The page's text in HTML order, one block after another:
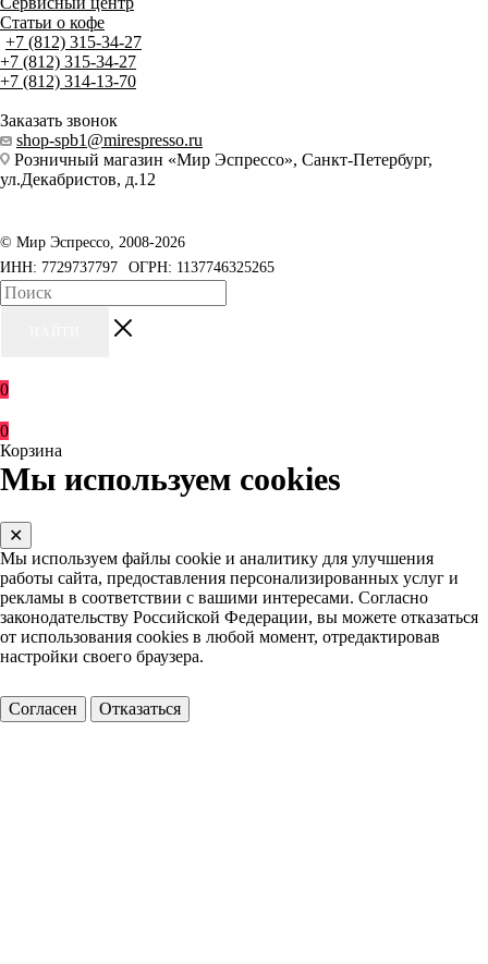
Статьи о кофе
+7 (812) 315-34-27
+7 (812) 315-34-27
+7 (812) 314-13-70
Заказать звонок
shop-spb1@mirespresso.ru
Розничный магазин «Мир Эспрессо», Санкт-Петербург,
ул.Декабристов, д.12
© Мир Эспрессо, 2008-2026
ИНН: 7729737797
ОГРН: 1137746325265
0
0
Корзина
Мы используем cookies
✕
Мы используем файлы cookie и аналитику для улучшения
работы сайта, предоставления персонализированных услуг и
рекламы в соответствии с вашими интересами. Согласно
законодательству Российской Федерации, вы можете отказаться
от использования cookies в любой момент, отредактировав
настройки своего браузера.
Согласен Отказаться